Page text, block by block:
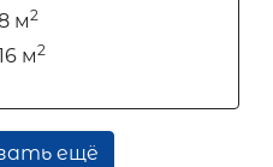
м2
м2
ещё